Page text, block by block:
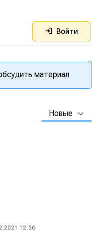
Войти
материал
Новые
12:56